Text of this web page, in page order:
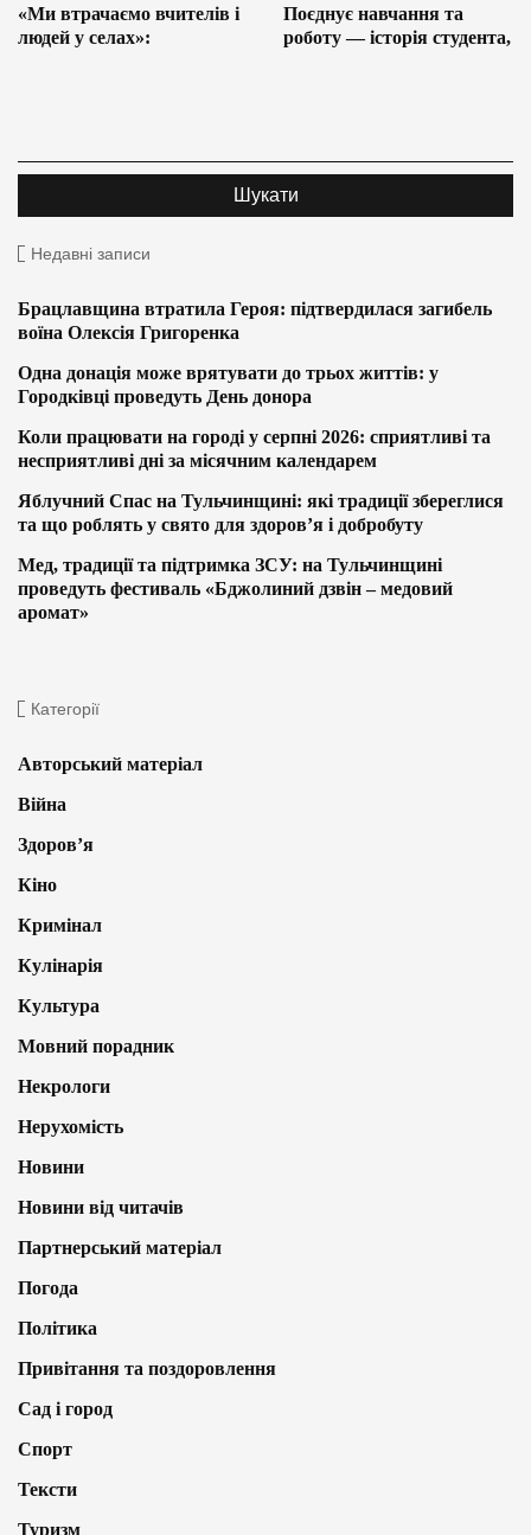
«Ми втрачаємо вчителів і
людей у селах»:
Поєднує навчання та
роботу — історія студента,
Недавні записи
Брацлавщина втратила Героя: підтвердилася загибель
воїна Олексія Григоренка
Одна донація може врятувати до трьох життів: у
Городківці проведуть День донора
Коли працювати на городі у серпні 2026: сприятливі та
несприятливі дні за місячним календарем
Яблучний Спас на Тульчинщині: які традиції збереглися
та що роблять у свято для здоров’я і добробуту
Мед, традиції та підтримка ЗСУ: на Тульчинщині
проведуть фестиваль «Бджолиний дзвін – медовий
аромат»
Категорії
Авторський матеріал
Війна
Здоров’я
Кіно
Кримінал
Кулінарія
Культура
Мовний порадник
Некрологи
Нерухомість
Новини
Новини від читачів
Партнерський матеріал
Погода
Політика
Привітання та поздоровлення
Сад і город
Спорт
Тексти
Туризм